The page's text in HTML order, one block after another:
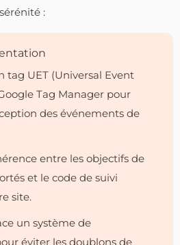
:
tag UET (Universal Event
Tag Manager pour
des événements de
entre les objectifs de
et le code de suivi
site.
un système de
éviter les doublons de